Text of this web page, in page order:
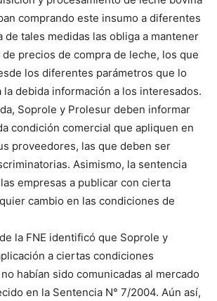
comprando este insumo a diferentes
de tales medidas las obliga a mantener
precios de compra de leche, los que
los diferentes parámetros que lo
la debida información a los interesados.
Soprole y Prolesur deben informar
condición comercial que apliquen en
proveedores, las que deben ser
Asimismo, la sentencia
empresas a publicar con cierta
cambio en las condiciones de
la FNE identificó que Soprole y
a ciertas condiciones
habían sido comunicadas al mercado
en la Sentencia N° 7/2004. Aún así,